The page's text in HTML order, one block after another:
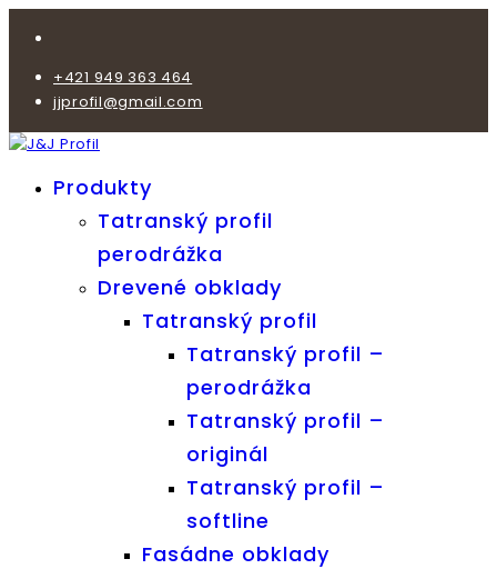
+421 949 363 464
jjprofil@gmail.com
Produkty
Tatranský profil
perodrážka
Drevené obklady
Tatranský profil
Tatranský profil –
perodrážka
Tatranský profil –
originál
Tatranský profil –
softline
Fasádne obklady